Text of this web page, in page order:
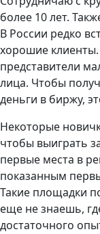
более 10 лет.
В России редко
хорошие
представители
лица. Чтобы
деньги в биржу,
Некоторые
чтобы выиграть
первые места в
показанным
Такие площадки
еще не знаешь,
достаточного